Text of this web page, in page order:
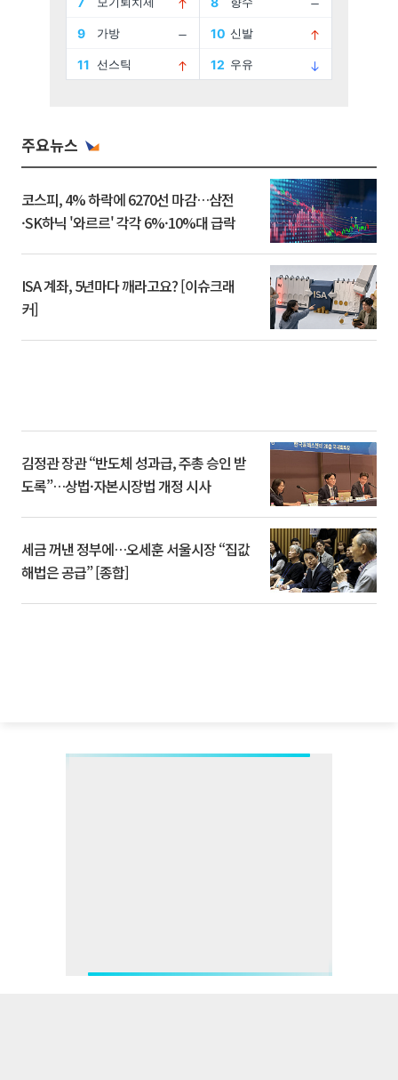
주요뉴스
코스피, 4% 하락에 6270선 마감…삼전
·SK하닉 '와르르' 각각 6%·10%대 급락
ISA 계좌, 5년마다 깨라고요? [이슈크래
커]
김정관 장관 “반도체 성과급, 주총 승인 받
도록”…상법·자본시장법 개정 시사
세금 꺼낸 정부에…오세훈 서울시장 “집값
해법은 공급” [종합]